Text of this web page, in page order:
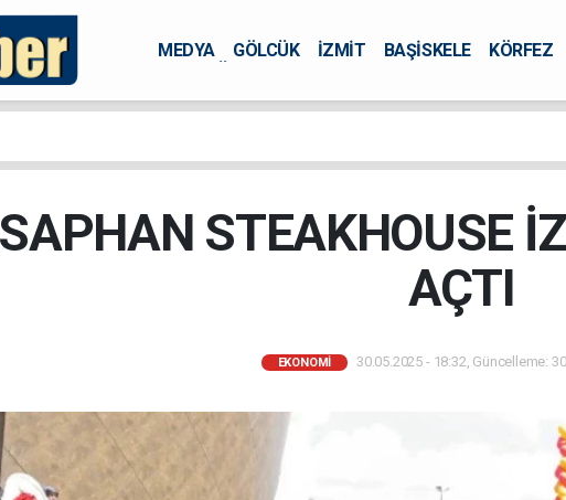
MEDYA GÖLCÜK İZMİT BAŞİSKELE KÖRFEZ
STEAKHOUSE
AÇTI
EKONOMİ 30.05.2025 - 18:32, Güncelleme: